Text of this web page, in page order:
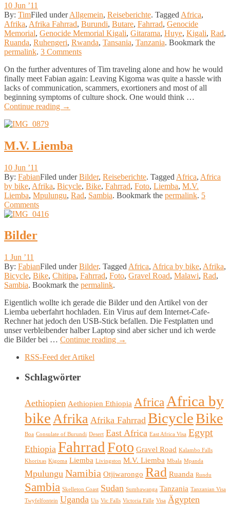
10 Jun ’11
By: TimFiled underAllgemein, Reiseberichte. Tagged Africa,
Afrika, Afrika Fahrrad, Burundi, Butare, Fahrrad, Genocide
Memorial, Genocide Memorial Kigali, Gitarama, Huye, Kigali, Rad,
Ruanda, Ruhengeri, Rwanda, Tansania, Tanzania. Bookmark the
permalink. 3 Comments
On the further adventures of Tim traveling alone and how he would
finally meet Fabian again: Leaving Kigoma was quite a hassle with
lacks of communication, scammers, exortioners and most of all
beginning symptoms of culture shock. One would think …
Continue reading →
M.V. Liemba
10 Jun ’11
By: FabianFiled underBilder, Reiseberichte. Tagged Africa, Africa
by bike, Afrika, Bicycle, Bike, Fahrrad, Foto, Liemba, M.V.
Liemba, Mpulungu, Rad, Sambia. Bookmark the permalink. 5
Comments
Bilder
1 Jun ’11
By: FabianFiled underBilder. Tagged Africa, Africa by bike, Afrika,
Bicycle, Bike, Chitipa, Fahrrad, Foto, Gravel Road, Malawi, Rad,
Sambia. Bookmark the permalink.
Eigentlich wollte ich gerade die Bilder und den Artikel von der
Liemba ueberfahrt hochladen. Ein Virus auf dem Internet-Cafe-
Rechner hat jedoch den USB-Stick befallen. Die Festplatten und
unser verbleibender halber Laptop sind aber sicher und ich werde
die Bilder bei … Continue reading →
RSS-Feed der Artikel
Schlagwörter
Aethiopien Aethiopien Ethiopia Africa Africa by
bikeAfrika Afrika Fahrrad BicycleBike
Boa Consulate of Burundi Desert East Africa East Africa Visa Egypt
Ethiopia FahrradFoto Gravel Road Kalambo Falls
Khorixas Kigoma Liemba Livingston M.V. Liemba Mbala Mpanda
Mpulungu Namibia Otjiwarongo Rad Ruanda Rundu
Sambia Skelleton Coast Sudan Sumbawanga Tanzania Tanzanian Visa
Twyfelfontein Uganda Uis Vic Falls Victoria Fälle Visa Ägypten